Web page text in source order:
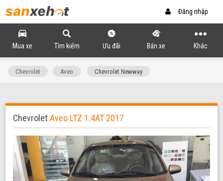
Đăng nhập
Mua xe Tìm kiếm Ưu đãi Bán xe Khác
Chevrolet Aveo Chevrolet Newway
Chevrolet Aveo LTZ 1.4AT 2017